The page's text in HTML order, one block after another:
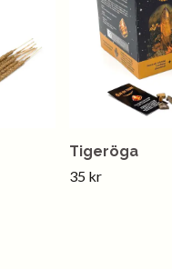
Tigeröga
35 kr